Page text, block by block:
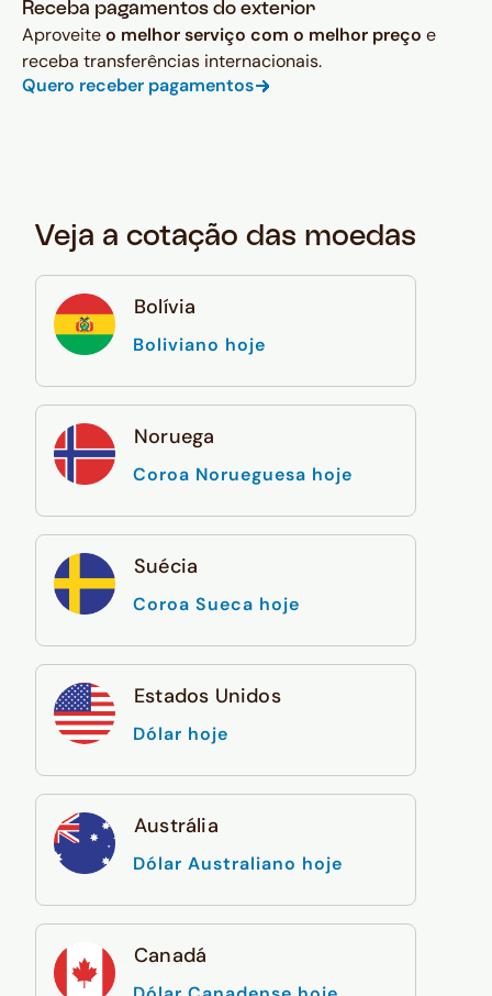
Receba pagamentos do exterior
Aproveiteo melhor serviço com o melhor preço e
receba transferências internacionais.
Quero receber pagamentos
Veja a cotação das moedas
Bolívia
Boliviano hoje
Noruega
Coroa Norueguesa hoje
Suécia
Coroa Sueca hoje
Estados Unidos
Dólar hoje
Austrália
Dólar Australiano hoje
Canadá